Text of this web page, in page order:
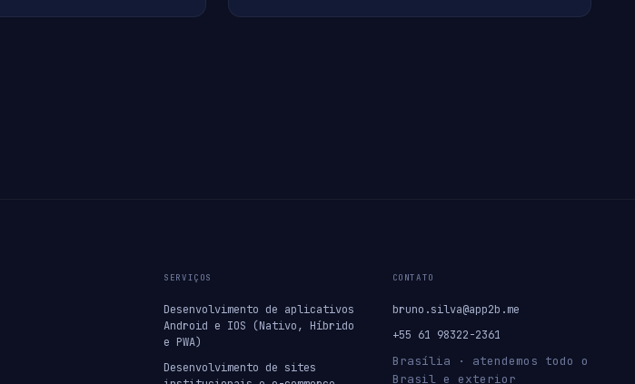
SERVIÇOS
Desenvolvimento de aplicativos
Android e IOS (Nativo, Híbrido
e PWA)
Desenvolvimento de sites
CONTATO
bruno.silva@app2b.me
+55 61 98322-2361
Brasília · atendemos todo o
Brasil e exterior